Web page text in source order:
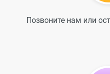
Позвоните нам или